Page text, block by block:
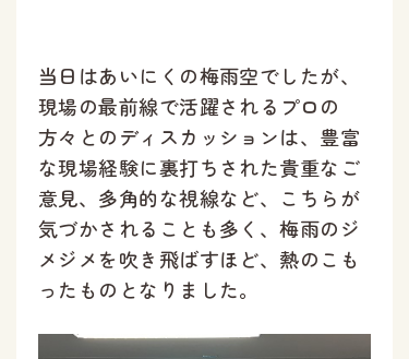
当日はあいにくの梅雨空でしたが、
現場の最前線で活躍されるプロの
方々とのディスカッションは、豊富
な現場経験に裏打ちされた貴重なご
意見、多角的な視線など、こちらが
気づかされることも多く、梅雨のジ
メジメを吹き飛ばすほど、熱のこも
ったものとなりました。